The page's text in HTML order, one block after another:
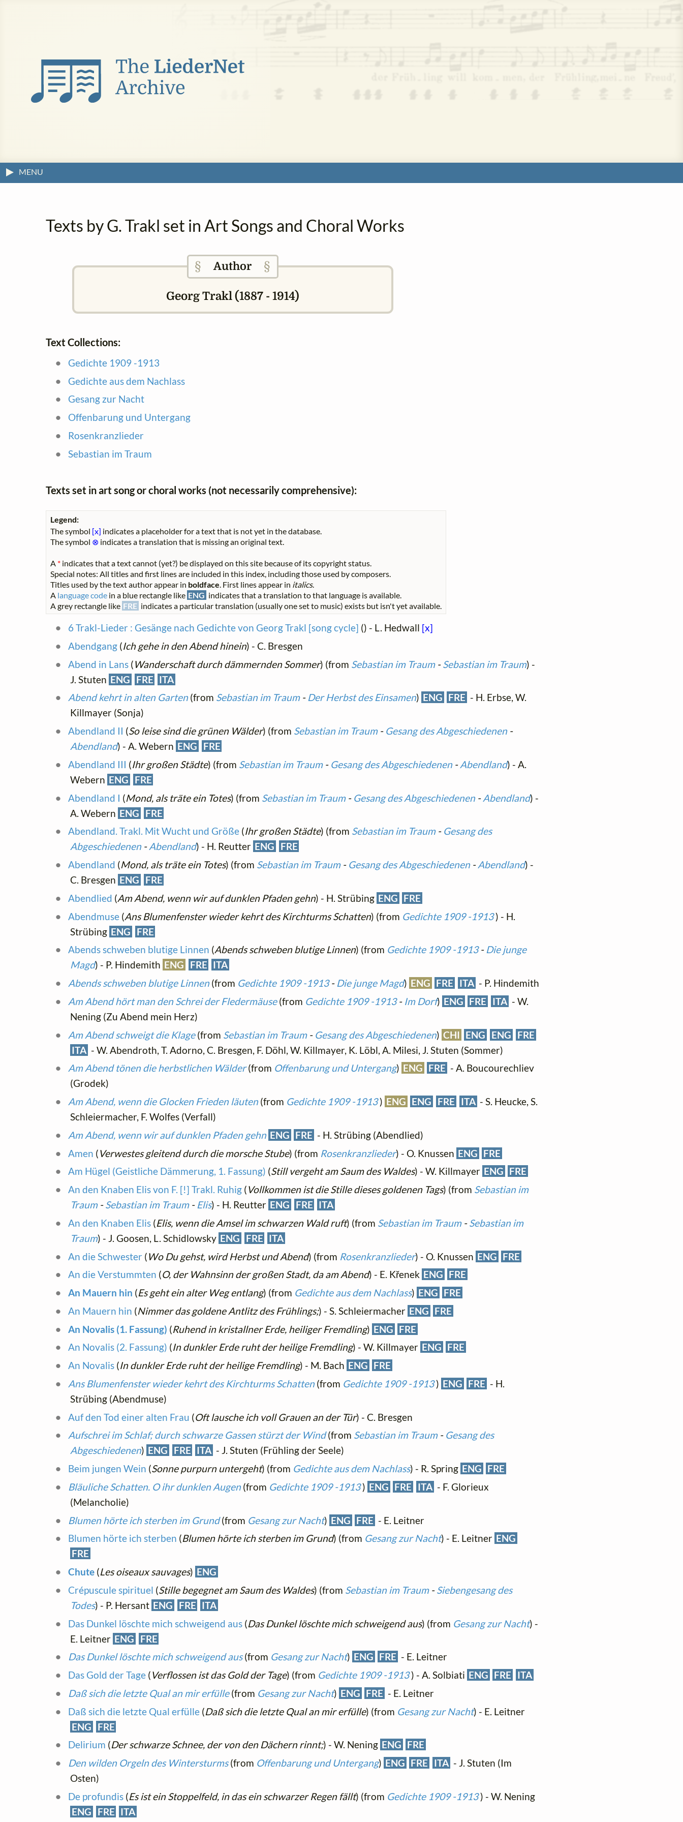
MENU
Texts by G. Trakl set in Art Songs and Choral Works
§Author §
Georg Trakl (1887 - 1914)
Text Collections:
Gedichte 1909 -1913
Gedichte aus dem Nachlass
Gesang zur Nacht
Offenbarung und Untergang
Rosenkranzlieder
Sebastian im Traum
Texts set in art song or choral works (not necessarily comprehensive):
Legend:
The symbol [x] indicates a placeholder for a text that is not yet in the database.
The symbol ⊗ indicates a translation that is missing an original text.
A * indicates that a text cannot (yet?) be displayed on this site because of its copyright status.
Special notes: All titles and first lines are included in this index, including those used by composers.
Titles used by the text author appear in boldface. First lines appear in italics.
A language code in a blue rectangle like ENG indicates that a translation to that language is available.
A grey rectangle like FRE indicates a particular translation (usually one set to music) exists but isn't yet available.
6 Trakl-Lieder : Gesänge nach Gedichte von Georg Trakl [song cycle] () - L. Hedwall [x]
Abendgang(Ich gehe in den Abend hinein) - C. Bresgen
Abend in Lans(Wanderschaft durch dämmernden Sommer) (from Sebastian im Traum-Sebastian im Traum) -
J. Stuten ENG FRE ITA
Abend kehrt in alten Garten(from Sebastian im Traum- Der Herbst des Einsamen) ENG FRE - H. Erbse, W.
Killmayer (Sonja)
Abendland II (So leise sind die grünen Wälder) (from Sebastian im Traum- Gesang des Abgeschiedenen-
Abendland) - A. Webern ENG
FRE
Abendland III (Ihr großen Städte) (from Sebastian im Traum- Gesang des Abgeschiedenen-Abendland) - A.
Webern ENG
FRE
Abendland I (Mond, als träte ein Totes) (from Sebastian im Traum- Gesang des Abgeschiedenen-Abendland) -
A. Webern ENG
FRE
Abendland. Trakl. Mit Wucht und Größe(Ihr großen Städte) (from Sebastian im Traum- Gesang des
Abgeschiedenen-Abendland) - H. Reutter ENG
FRE
Abendland (Mond, als träte ein Totes) (from Sebastian im Traum- Gesang des Abgeschiedenen-Abendland) -
C. Bresgen ENG
FRE
Abendlied (Am Abend, wenn wir auf dunklen Pfaden gehn) - H. Strübing ENG FRE
Abendmuse(Ans Blumenfenster wieder kehrt des Kirchturms Schatten) (from Gedichte 1909 -1913) - H.
Strübing ENG
FRE
Abends schweben blutige Linnen (Abends schweben blutige Linnen) (from Gedichte 1909 -1913- Die junge
Magd) - P. Hindemith ENG FRE ITA
Abends schweben blutige Linnen(from Gedichte 1909 -1913- Die junge Magd) ENG FRE ITA - P. Hindemith
Am Abend hört man den Schrei der Fledermäuse(from Gedichte 1909 -1913- Im Dorf) ENG FRE ITA - W.
Nening (Zu Abend mein Herz)
Am Abend schweigt die Klage(from Sebastian im Traum- Gesang des Abgeschiedenen) CHI ENG ENG
FRE
ITA - W. Abendroth, T. Adorno, C. Bresgen, F. Döhl, W. Killmayer, K. Löbl, A. Milesi, J. Stuten (Sommer)
Am Abend tönen die herbstlichen Wälder(from Offenbarung und Untergang) ENG FRE - A. Boucourechliev
(Grodek)
Am Abend, wenn die Glocken Frieden läuten(from Gedichte 1909 -1913) ENG ENG FRE ITA - S. Heucke, S.
Schleiermacher, F. Wolfes (Verfall)
Am Abend, wenn wir auf dunklen Pfaden gehn ENG FRE - H. Strübing (Abendlied)
Amen (Verwestes gleitend durch die morsche Stube) (from Rosenkranzlieder) - O. Knussen ENG FRE
Am Hügel (Geistliche Dämmerung, 1. Fassung) (Still vergeht am Saum des Waldes) - W. Killmayer ENG FRE
An den Knaben Elis von F. [!] Trakl. Ruhig(Vollkommen ist die Stille dieses goldenen Tags) (from Sebastian im
Traum-Sebastian im Traum- Elis) - H. Reutter ENG FRE ITA
An den Knaben Elis(Elis, wenn die Amsel im schwarzen Wald ruft) (from Sebastian im Traum-Sebastian im
Traum) - J. Goosen, L. Schidlowsky ENG FRE ITA
An die Schwester (Wo Du gehst, wird Herbst und Abend) (from Rosenkranzlieder) - O. Knussen ENG FRE
An die Verstummten (O, der Wahnsinn der großen Stadt, da am Abend) - E. Křenek ENG FRE
An Mauern hin (Es geht ein alter Weg entlang) (from Gedichte aus dem Nachlass) ENG FRE
An Mauern hin (Nimmer das goldene Antlitz des Frühlings;) - S. Schleiermacher ENG FRE
An Novalis (1. Fassung) (Ruhend in kristallner Erde, heiliger Fremdling) ENG FRE
An Novalis (2. Fassung) (In dunkler Erde ruht der heilige Fremdling) - W. Killmayer ENG FRE
An Novalis(In dunkler Erde ruht der heilige Fremdling) - M. Bach ENG FRE
Ans Blumenfenster wieder kehrt des Kirchturms Schatten(from Gedichte 1909 -1913) ENG FRE - H.
Strübing (Abendmuse)
Auf den Tod einer alten Frau (Oft lausche ich voll Grauen an der Tür) - C. Bresgen
Aufschrei im Schlaf; durch schwarze Gassen stürzt der Wind(from Sebastian im Traum- Gesang des
Abgeschiedenen) ENG FRE ITA - J. Stuten (Frühling der Seele)
Beim jungen Wein (Sonne purpurn untergeht) (from Gedichte aus dem Nachlass) - R. Spring ENG FRE
Bläuliche Schatten. O ihr dunklen Augen(from Gedichte 1909 -1913) ENG FRE ITA - F. Glorieux
(Melancholie)
Blumen hörte ich sterben im Grund(from Gesang zur Nacht) ENG FRE - E. Leitner
Blumen hörte ich sterben (Blumen hörte ich sterben im Grund) (from Gesang zur Nacht) - E. Leitner ENG
FRE
Chute(Les oiseaux sauvages) ENG
Crépuscule spirituel (Stille begegnet am Saum des Waldes) (from Sebastian im Traum-Siebengesang des
Todes) - P. Hersant ENG FRE ITA
Das Dunkel löschte mich schweigend aus(Das Dunkel löschte mich schweigend aus) (from Gesang zur Nacht) -
E. Leitner ENG
FRE
Das Dunkel löschte mich schweigend aus(from Gesang zur Nacht) ENG FRE - E. Leitner
Das Gold der Tage(Verflossen ist das Gold der Tage) (from Gedichte 1909 -1913) - A. Solbiati ENG FRE
ITA
Daß sich die letzte Qual an mir erfülle(from Gesang zur Nacht) ENG FRE - E. Leitner
Daß sich die letzte Qual erfülle(Daß sich die letzte Qual an mir erfülle) (from Gesang zur Nacht) - E. Leitner
ENG
FRE
Delirium (Der schwarze Schnee, der von den Dächern rinnt;) - W. Nening ENG FRE
Den wilden Orgeln des Wintersturms(from Offenbarung und Untergang) ENG FRE ITA - J. Stuten (Im
Osten)
De profundis(Es ist ein Stoppelfeld, in das ein schwarzer Regen fällt) (from Gedichte 1909 -1913) - W. Nening
ENG
FRE ITA